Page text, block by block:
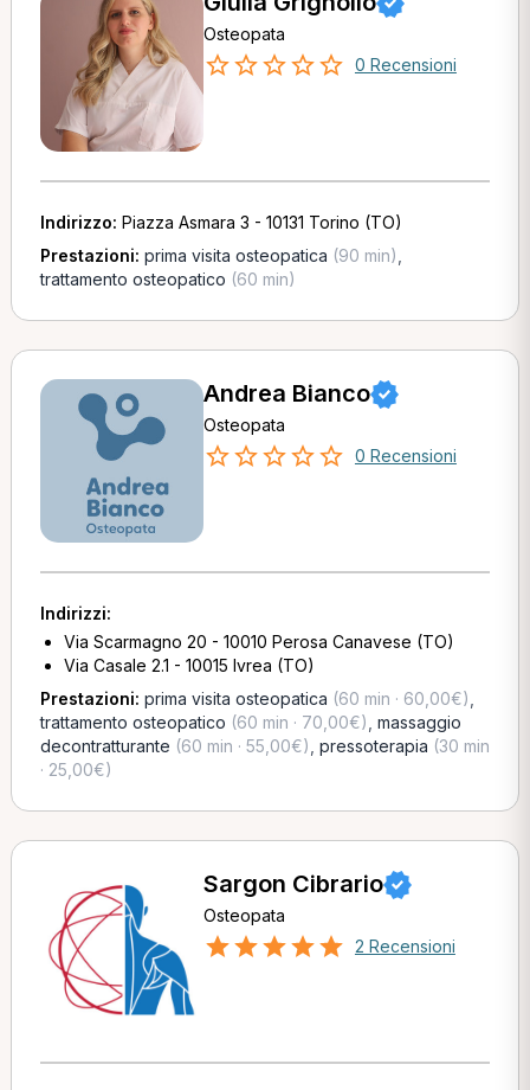
Osteopata
0 Recensioni
Indirizzo: Piazza Asmara 3 - 10131 Torino (TO)
Prestazioni: prima visita osteopatica (90 min)
trattamento osteopatico (60 min)
Andrea Bianco
Osteopata
0 Recensioni
Indirizzi:
Via Scarmagno 20 - 10010 Perosa Canavese (TO)
Via Casale 2.1 - 10015 Ivrea (TO)
Prestazioni: prima visita osteopatica (60 min · 60,00€)
trattamento osteopatico (60 min · 70,00€) massaggio
decontratturante (60 min · 55,00€) pressoterapia (30 min
· 25,00€)
Sargon Cibrario
Osteopata
2 Recensioni